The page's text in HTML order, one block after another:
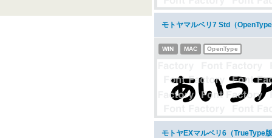
モトヤマルベリ7 Std（
WIN MAC OpenType
モトヤEXマルベリ6（TrueType